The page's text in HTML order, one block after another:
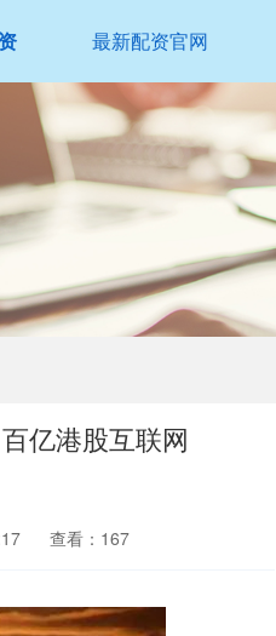
最新配资官网
亿港股互联网
查看：167